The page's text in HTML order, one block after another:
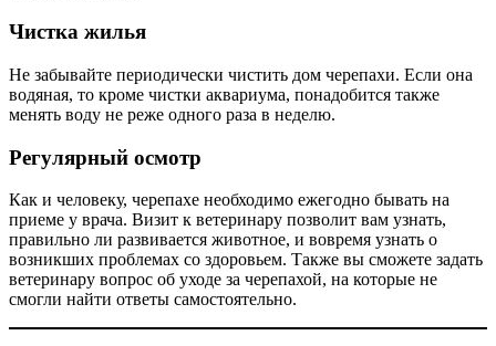
Чистка жилья
Не забывайте периодически чистить дом черепахи. Если она
водяная, то кроме чистки аквариума, понадобится также
менять воду не реже одного раза в неделю.
Регулярный осмотр
Как и человеку, черепахе необходимо ежегодно бывать на
приеме у врача. Визит к ветеринару позволит вам узнать,
правильно ли развивается животное, и вовремя узнать о
возникших проблемах со здоровьем. Также вы сможете задать
ветеринару вопрос об уходе за черепахой, на которые не
смогли найти ответы самостоятельно.